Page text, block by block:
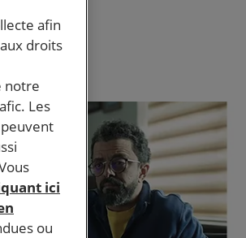
afin
droits
notre
Les
ici
ou